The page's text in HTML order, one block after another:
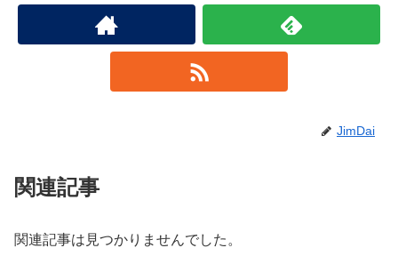
JimDai
関連記事
関連記事は見つかりませんでした。